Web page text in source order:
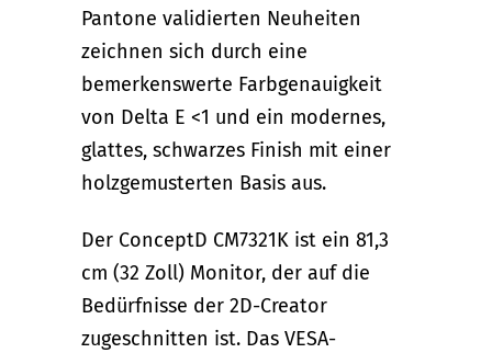
Pantone validierten Neuheiten
zeichnen sich durch eine
bemerkenswerte Farbgenauigkeit
von Delta E <1 und ein modernes,
glattes, schwarzes Finish mit einer
holzgemusterten Basis aus.
Der ConceptD CM7321K ist ein 81,3
cm (32 Zoll) Monitor, der auf die
Bedürfnisse der 2D-Creator
zugeschnitten ist. Das VESA-